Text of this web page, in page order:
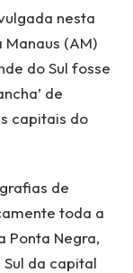
nesta
(AM)
do Sul fosse
de
capitais do
de
toda a
Ponta Negra,
da capital